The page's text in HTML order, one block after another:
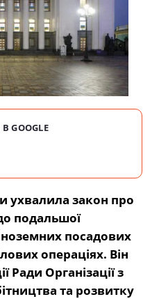
GOOGLE
ухвалила закон про
подальшої
посадових
операціях. Він
Ради Організації з
та розвитку